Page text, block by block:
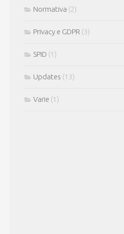
Normativa (2)
Privacy e GDPR (3)
SPID (1)
Updates (13)
Varie (1)